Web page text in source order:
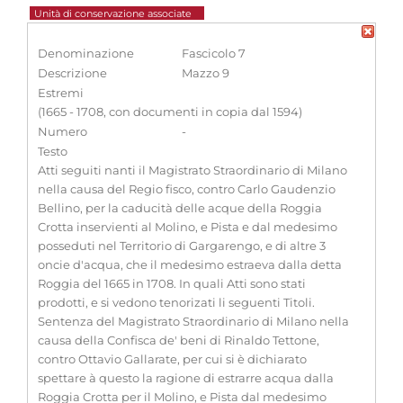
Unità di conservazione associate
Denominazione
Fascicolo 7
Descrizione
Mazzo 9
Estremi
(1665 - 1708, con documenti in copia dal 1594)
Numero
-
Testo
Atti seguiti nanti il Magistrato Straordinario di Milano
nella causa del Regio fisco, contro Carlo Gaudenzio
Bellino, per la caducità delle acque della Roggia
Crotta inservienti al Molino, e Pista e dal medesimo
posseduti nel Territorio di Gargarengo, e di altre 3
oncie d'acqua, che il medesimo estraeva dalla detta
Roggia del 1665 in 1708. In quali Atti sono stati
prodotti, e si vedono tenorizati li seguenti Titoli.
Sentenza del Magistrato Straordinario di Milano nella
causa della Confisca de' beni di Rinaldo Tettone,
contro Ottavio Gallarate, per cui si è dichiarato
spettare à questo la ragione di estrarre acqua dalla
Roggia Crotta per il Molino, e Pista dal medesimo